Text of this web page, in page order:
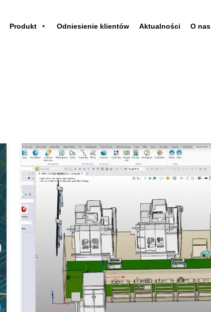
Produkt Odniesienie klientów Aktualności O nas